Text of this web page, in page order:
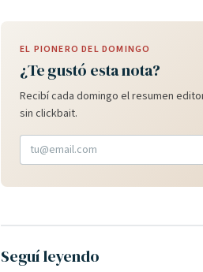
EL PIONERO DEL DOMINGO
¿Te gustó esta nota?
Recibí cada domingo el resumen
sin clickbait.
Seguí leyendo